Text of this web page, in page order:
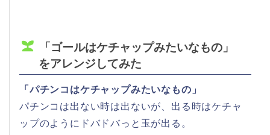
「ゴールはケチャップみたいなもの」
をアレンジしてみた
「パチンコはケチャップみたいなもの」
パチンコは出ない時は出ないが、出る時はケチャ
ップのようにドバドバっと玉が出る。